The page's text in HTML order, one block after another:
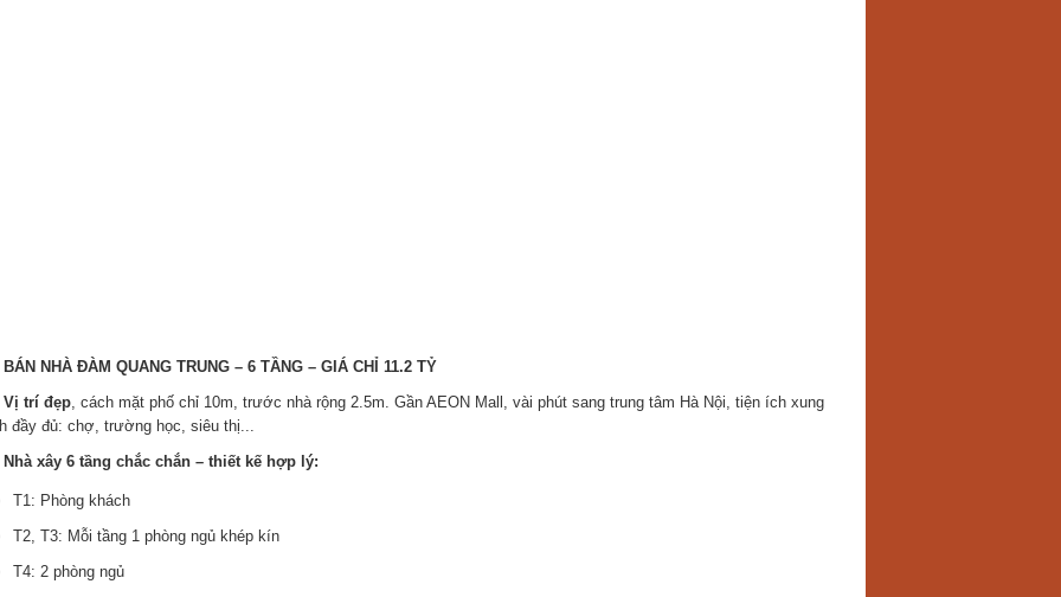
BÁN NHÀ ĐÀM QUANG TRUNG – 6 TẦNG – GIÁ CHỈ 11.2 TỶ
Vị trí đẹp, cách mặt phố chỉ 10m, trước nhà rộng 2.5m. Gần AEON Mall, vài phút sang trung tâm Hà Nội, tiện ích xung
đầy đủ: chợ, trường học, siêu thị...
Nhà xây 6 tầng chắc chắn – thiết kế hợp lý:
T1: Phòng khách
T2, T3: Mỗi tầng 1 phòng ngủ khép kín
T4: 2 phòng ngủ